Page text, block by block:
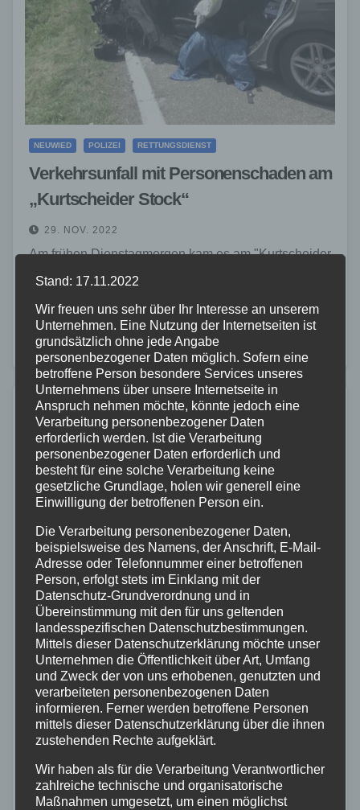
NEUWIED POLIZEI RETTUNGSDIENST
Verkehrsunfall mit Personenschaden am
„Kurtscheider Stock“
29. NOV. 2022
Am frühen Dienstagmorgen kam es am "Kurtscheider
Stock" im Einmündungsbereich der Landesstraße
257 / Bundesstraße 256 zu einem Verkehrsunfall, bei
dem ein Beteiligter leichte Verletzungen erlitt. Die
Unfallverursacherin befuhr mit…
POLIZEI RETTUNGSDIENST WESTERWALD
Schwerer Verkehrsunfall B255
Ettinghausen
29. NOV. 2022
Am 29.11.2022 um 06:15 Uhr kam es auf der B 255 in
der Gemarkung Ettinghausen zu einem
Stand: 17.11.2022
Wir freuen uns sehr über Ihr Interesse an unserem
Unternehmen. Eine Nutzung der Internetseiten ist
grundsätzlich ohne jede Angabe
personenbezogener Daten möglich. Sofern eine
betroffene Person besondere Services unseres
Unternehmens über unsere Internetseite in
Anspruch nehmen möchte, könnte jedoch eine
Verarbeitung personenbezogener Daten
erforderlich werden. Ist die Verarbeitung
personenbezogener Daten erforderlich und
besteht für eine solche Verarbeitung keine
gesetzliche Grundlage, holen wir generell eine
Einwilligung der betroffenen Person ein.
Die Verarbeitung personenbezogener Daten,
beispielsweise des Namens, der Anschrift, E-Mail-
Adresse oder Telefonnummer einer betroffenen
Person, erfolgt stets im Einklang mit der
Datenschutz-Grundverordnung und in
Übereinstimmung mit den für uns geltenden
landesspezifischen Datenschutzbestimmungen.
Mittels dieser Datenschutzerklärung möchte unser
Unternehmen die Öffentlichkeit über Art, Umfang
und Zweck der von uns erhobenen, genutzten und
verarbeiteten personenbezogenen Daten
informieren. Ferner werden betroffene Personen
mittels dieser Datenschutzerklärung über die ihnen
zustehenden Rechte aufgeklärt.
Wir haben als für die Verarbeitung Verantwortlicher
zahlreiche technische und organisatorische
Maßnahmen umgesetzt, um einen möglichst